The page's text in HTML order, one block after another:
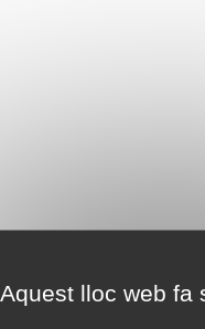
Aquest lloc web fa